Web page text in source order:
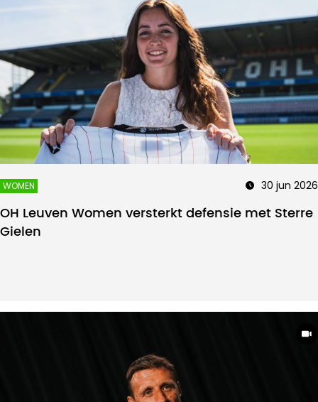
WOMEN 30 jun 2026
OH Leuven Women versterkt defensie met Sterre
Gielen